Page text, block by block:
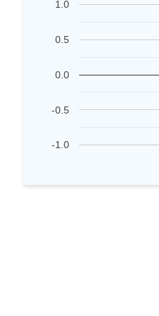
-1.0
-0.5
0.0
0.5
1.0